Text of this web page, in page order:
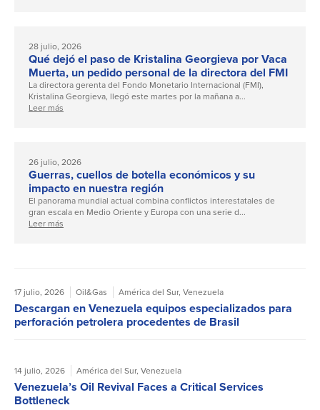
17 julio, 2026 Oil&Gas América del Sur, Venezuela
Descargan en Venezuela equipos especializados para
perforación petrolera procedentes de Brasil
14 julio, 2026 América del Sur, Venezuela
Venezuela’s Oil Revival Faces a Critical Services
Bottleneck
28 julio, 2026
Qué dejó el paso de Kristalina Georgieva por Vaca
Muerta, un pedido personal de la directora del FMI
La directora gerenta del Fondo Monetario Internacional (FMI),
Kristalina Georgieva, llegó este martes por la mañana a...
Leer más
26 julio, 2026
Guerras, cuellos de botella económicos y su
impacto en nuestra región
El panorama mundial actual combina conflictos interestatales de
gran escala en Medio Oriente y Europa con una serie d...
Leer más